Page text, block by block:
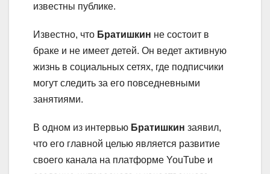
известны публике.
Известно, что Братишкин не состоит в
браке и не имеет детей. Он ведет активную
жизнь в социальных сетях, где подписчики
могут следить за его повседневными
занятиями.
В одном из интервью Братишкин заявил,
что его главной целью является развитие
своего канала на платформе YouTube и